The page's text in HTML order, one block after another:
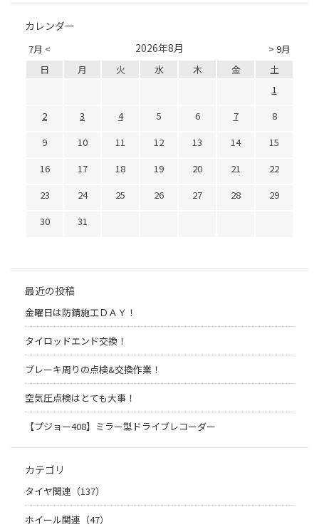
カレンダー
7月 < > 9月
2026年8月
日 月 火 水 木 金
土
1
2
3 4 5 6 7
8
9
10 11 12 13 14
15
16
17 18 19 20 21
22
23
24 25 26 27 28
29
30
31
最近の投稿
金曜日は防錆施工ＤＡＹ！
タイロッドエンド交換！
ブレーキ周りの点検&交換作業！
空気圧点検はとても大事！
【プジョー408】ミラー型ドライブレコーダー
カテゴリ
タイヤ関連（137）
ホイール関連（47）